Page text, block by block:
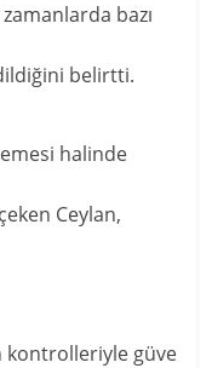
bazı
belirtti.
halinde
Ceylan,
kontrolleriyle güve